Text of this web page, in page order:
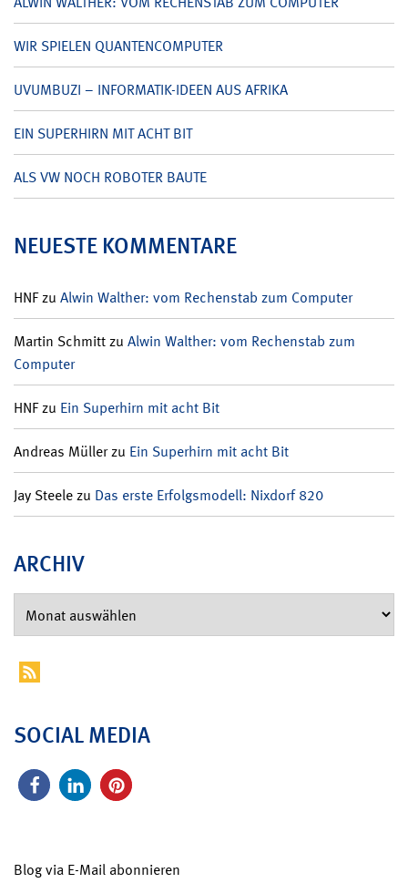
WIR SPIELEN QUANTENCOMPUTER
UVUMBUZI – INFORMATIK-IDEEN AUS AFRIKA
EIN SUPERHIRN MIT ACHT BIT
ALS VW NOCH ROBOTER BAUTE
NEUESTE KOMMENTARE
HNFzu Alwin Walther: vom Rechenstab zum Computer
Martin Schmittzu Alwin Walther: vom Rechenstab zum
Computer
HNFzu Ein Superhirn mit acht Bit
Andreas Müllerzu Ein Superhirn mit acht Bit
Jay Steelezu Das erste Erfolgsmodell: Nixdorf 820
ARCHIV
SOCIAL MEDIA
Blog via E-Mail abonnieren